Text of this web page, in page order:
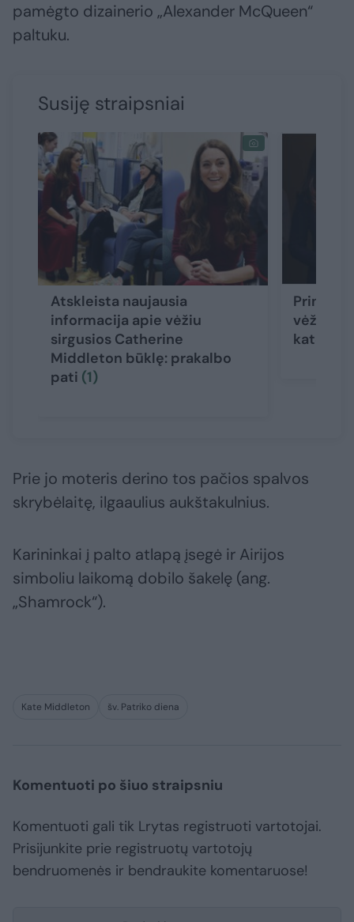
pamėgto dizainerio „Alexander McQueen“
paltuku.
Susiję straipsniai
Atskleista naujausia
informacija apie vėžiu
sirgusios Catherine
Middleton būklę: prakalbo
pati (1)
vėžį:
Prie jo moteris derino tos pačios spalvos
skrybėlaitę, ilgaaulius aukštakulnius.
Karininkai į palto atlapą įsegė ir Airijos
simboliu laikomą dobilo šakelę (ang.
„Shamrock“).
Kate Middleton šv. Patriko diena
Komentuoti po šiuo straipsniu
Komentuoti gali tik Lrytas registruoti vartotojai.
Prisijunkite prie registruotų vartotojų
bendruomenės ir bendraukite komentaruose!